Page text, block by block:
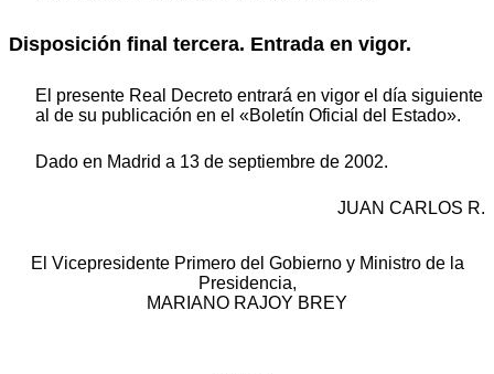
Disposición final tercera. Entrada en vigor.
El presente Real Decreto entrará en vigor el día siguiente
al de su publicación en el «Boletín Oficial del Estado».
Dado en Madrid a 13 de septiembre de 2002.
JUAN CARLOS R.
El Vicepresidente Primero del Gobierno y Ministro de la
Presidencia,
MARIANO RAJOY BREY